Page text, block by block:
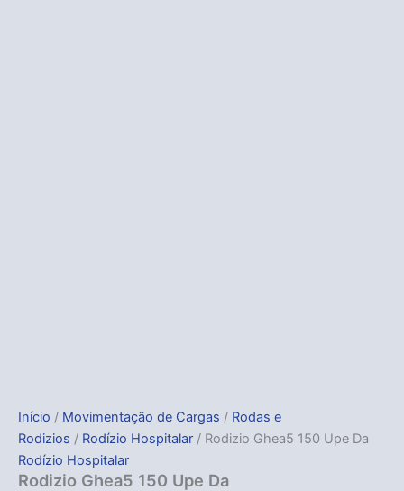
Início / Movimentação de Cargas / Rodas e
Rodizios / Rodízio Hospitalar / Rodizio Ghea5 150 Upe Da
Rodízio Hospitalar
Rodizio Ghea5 150 Upe Da